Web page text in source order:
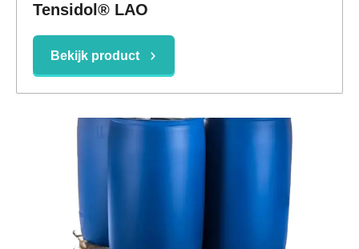
Tensidol® LAO
Bekijk product